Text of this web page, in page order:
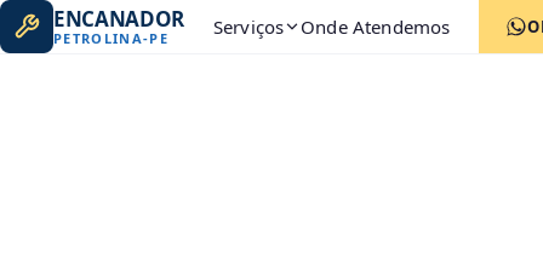
ENCANADOR
PETROLINA-PE Serviços Onde Atendemos